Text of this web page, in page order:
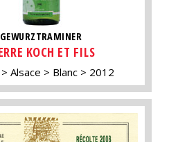
GEWURZTRAMINER
KOCH ET FILS
Alsace Blanc 2012